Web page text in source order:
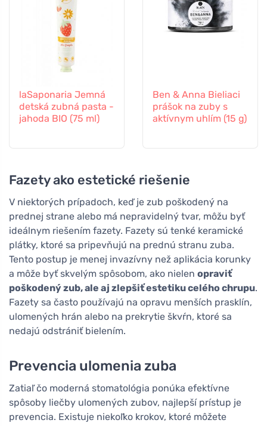
laSaponaria Jemná
detská zubná pasta -
jahoda BIO (75 ml)
Ben & Anna Bieliaci
prášok na zuby s
aktívnym uhlím (15 g)
Fazety ako estetické riešenie
V niektorých prípadoch, keď je zub poškodený na
prednej strane alebo má nepravidelný tvar, môžu byť
ideálnym riešením fazety. Fazety sú tenké keramické
plátky, ktoré sa pripevňujú na prednú stranu zuba.
Tento postup je menej invazívny než aplikácia korunky
a môže byť skvelým spôsobom, ako nielen opraviť
poškodený zub, ale aj zlepšiť estetiku celého chrupu.
Fazety sa často používajú na opravu menších prasklín,
ulomených hrán alebo na prekrytie škvŕn, ktoré sa
nedajú odstrániť bielením.
Prevencia ulomenia zuba
Zatiaľ čo moderná stomatológia ponúka efektívne
spôsoby liečby ulomených zubov, najlepší prístup je
prevencia. Existuje niekoľko krokov, ktoré môžete